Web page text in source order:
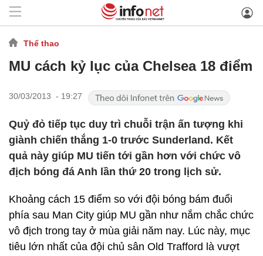
Thể thao
MU cách kỷ lục của Chelsea 18 điểm
30/03/2013 - 19:27
Quỷ đỏ tiếp tục duy trì chuỗi trận ấn tượng khi
giành chiến thắng 1-0 trước Sunderland. Kết
quả này giúp MU tiến tới gần hơn với chức vô
địch bóng đá Anh lần thứ 20 trong lịch sử.
Khoảng cách 15 điểm so với đội bóng bám đuổi
phía sau Man City giúp MU gần như nắm chắc chức
vô địch trong tay ở mùa giải năm nay. Lúc này, mục
tiêu lớn nhất của đội chủ sân Old Trafford là vượt